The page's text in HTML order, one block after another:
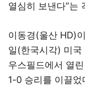
열심히 보낸다”는
이동경(울산 HD)
일(한국시각) 미
우스필드에서 열
1-0 승리를 이끌었